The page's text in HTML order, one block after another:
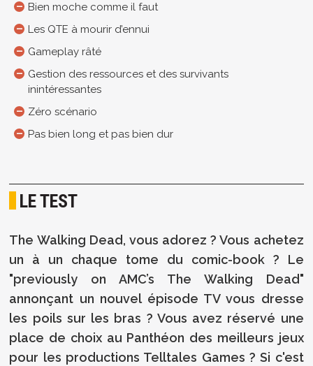
Bien moche comme il faut
Les QTE à mourir d’ennui
Gameplay râté
Gestion des ressources et des survivants
inintéressantes
Zéro scénario
Pas bien long et pas bien dur
LE TEST
The Walking Dead, vous adorez ? Vous achetez
un à un chaque tome du comic-book ? Le
"previously on AMC’s The Walking Dead"
annonçant un nouvel épisode TV vous dresse
les poils sur les bras ? Vous avez réservé une
place de choix au Panthéon des meilleurs jeux
pour les productions Telltales Games ? Si c'est